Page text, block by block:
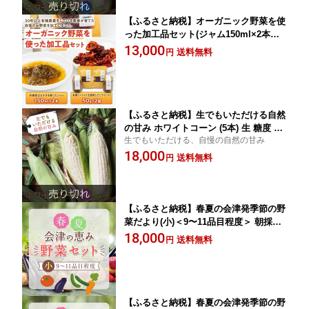
【ふるさと納税】オーガニック野菜を使
った加工品セット(ジャム150ml×2本、
ドライトマト50g×2個) オーガニック 有
機 野菜 紫ほおずき ジャム ミニトマト
13,000 円 送料無料
【ふるさと納税】生でもいただける自然
の甘み ホワイトコーン (5本) 生 糖度 も
ぎたて 白 とうもろこし トウモロコシ
コーン 野菜 生食 食品 F4D-0520
生でもいただける、自慢の自然の甘み
18,000 円 送料無料
【ふるさと納税】春夏の会津発季節の野
菜だより(小)＜9〜11品目程度＞ 朝採れ
野菜 セット 詰合せ 契約農家 朝採り 採
れたて 新鮮 会津野菜 食品 F4D-1407
18,000 円 送料無料
【ふるさと納税】春夏の会津発季節の野